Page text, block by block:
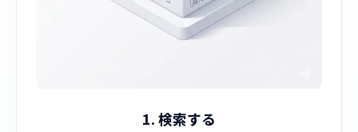
1. 検索する